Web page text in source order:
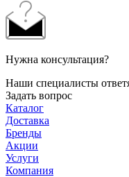
Нужна консультация?
Наши специалисты
Задать вопрос
Каталог
Доставка
Бренды
Акции
Услуги
Компания